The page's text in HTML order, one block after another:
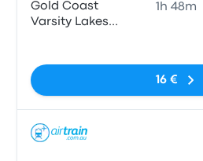
Gold Coast
Varsity Lakes
1h 48m
16 €